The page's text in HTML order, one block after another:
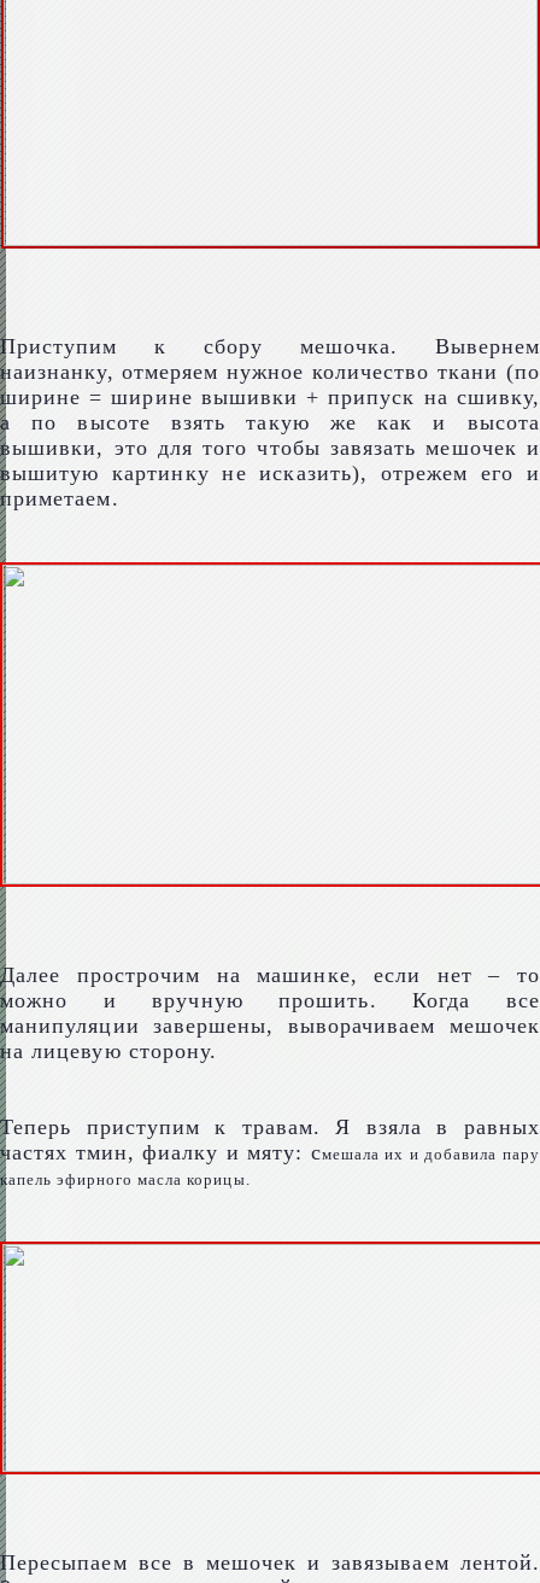
Приступим к сбору мешочка. Вывернем
наизнанку, отмеряем нужное количество ткани (по
ширине = ширине вышивки + припуск на сшивку,
а по высоте взять такую же как и высота
вышивки, это для того чтобы завязать мешочек и
вышитую картинку не исказить), отрежем его и
приметаем.
Далее прострочим на машинке, если нет – то
можно и вручную прошить. Когда все
манипуляции завершены, выворачиваем мешочек
на лицевую сторону.
Теперь приступим к травам. Я взяла в равных
частях тмин, фиалку и мяту: смешала их и добавила пару
капель эфирного масла корицы.
Пересыпаем все в мешочек и завязываем лентой.